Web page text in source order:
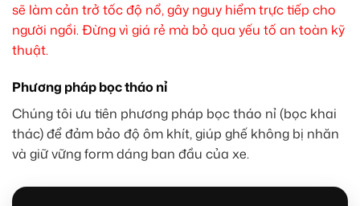
sẽ làm cản trở tốc độ nổ, gây nguy hiểm trực tiếp cho
người ngồi. Đừng vì giá rẻ mà bỏ qua yếu tố an toàn kỹ
thuật.
Phương pháp bọc tháo nỉ
Chúng tôi ưu tiên phương pháp bọc tháo nỉ (bọc khai
thác) để đảm bảo độ ôm khít, giúp ghế không bị nhăn
và giữ vững form dáng ban đầu của xe.